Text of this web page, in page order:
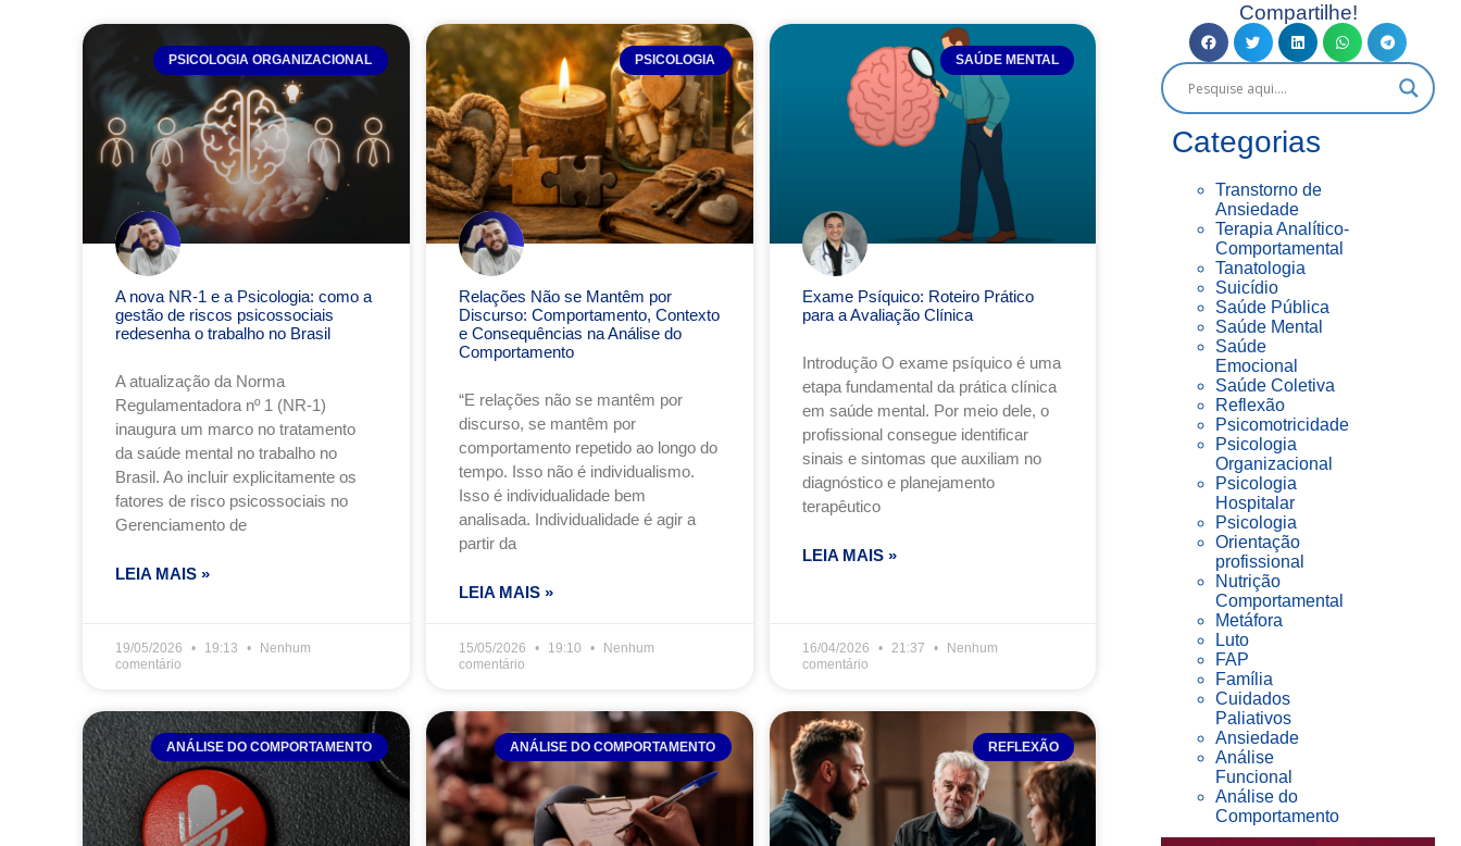
PSICOLOGIA ORGANIZACIONAL
A nova NR-1 e a Psicologia: como a
gestão de riscos psicossociais
redesenha o trabalho no Brasil
A atualização da Norma
Regulamentadora nº 1 (NR-1)
inaugura um marco no tratamento
da saúde mental no trabalho no
Brasil. Ao incluir explicitamente os
fatores de risco psicossociais no
Gerenciamento de
LEIA MAIS »
19/05/2026 19:13
Nenhum
comentário
PSICOLOGIA
Relações Não se Mantêm por
Discurso: Comportamento, Contexto
e Consequências na Análise do
Comportamento
“E relações não se mantêm por
discurso, se mantêm por
comportamento repetido ao longo do
tempo. Isso não é individualismo.
Isso é individualidade bem
analisada. Individualidade é agir a
partir da
LEIA MAIS »
15/05/2026 19:10
Nenhum
comentário
SAÚDE MENTAL
Exame Psíquico: Roteiro Prático
para a Avaliação Clínica
Introdução O exame psíquico é uma
etapa fundamental da prática clínica
em saúde mental. Por meio dele, o
profissional consegue identificar
sinais e sintomas que auxiliam no
diagnóstico e planejamento
terapêutico
LEIA MAIS »
16/04/2026 21:37
Nenhum
comentário
ANÁLISE DO COMPORTAMENTO ANÁLISE DO COMPORTAMENTO REFLEXÃO
Compartilhe!
Categorias
Transtorno de
Ansiedade
Terapia Analítico-
Comportamental
Tanatologia
Suicídio
Saúde Pública
Saúde Mental
Saúde
Emocional
Saúde Coletiva
Reflexão
Psicomotricidade
Psicologia
Organizacional
Psicologia
Hospitalar
Psicologia
Orientação
profissional
Nutrição
Comportamental
Metáfora
Luto
FAP
Família
Cuidados
Paliativos
Ansiedade
Análise
Funcional
Análise do
Comportamento